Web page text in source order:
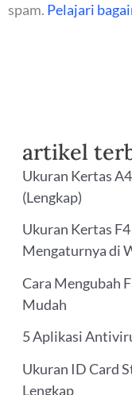
spam. Pelajari
artikel
Ukuran Kertas
(Lengkap)
Ukuran Kertas
Mengaturnya di
Cara Mengubah
Mudah
5 Aplikasi
Ukuran ID Card
Lengkap